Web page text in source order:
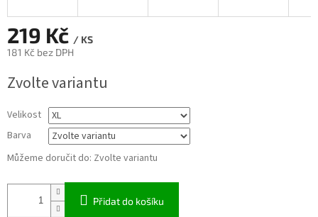
219 Kč / KS
181 Kč bez DPH
cena:
Zvolte variantu
Velikost
Barva
Můžeme doručit do: Zvolte variantu
Přidat do košíku